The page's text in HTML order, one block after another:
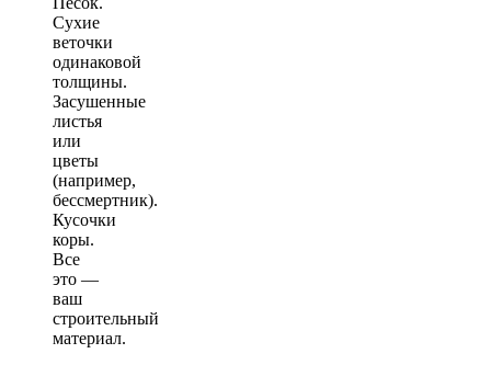
Сухие
веточки
одинаковой
толщины.
Засушенные
листья
или
цветы
(например,
бессмертник).
Кусочки
коры.
Все
это —
ваш
строительный
материал.